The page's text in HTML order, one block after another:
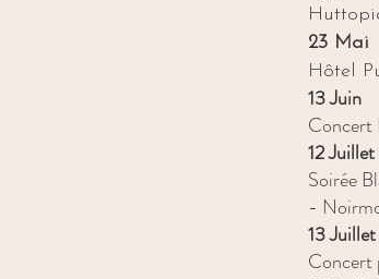
23 Mai
Hôtel
13 Juin
Concert
12 Juillet
Soirée
-
13 Juillet
Concert